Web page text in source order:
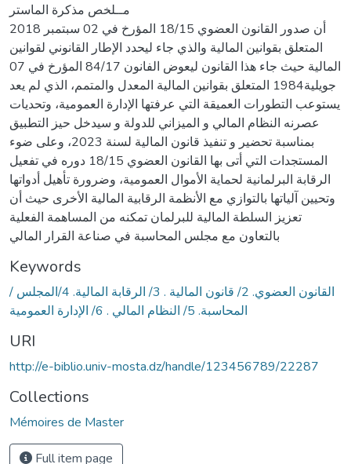
مــلخص مذكرة الماستر
أن صدور القانون العضوي 18/15 المؤرخ في 02 سبتمبر 2018
المتعلق بقوانين المالية والذي جاء ليحدد الإطار القانوني لقوانين
المالية حيث جاء هذا القانون ليعوض الفانون 84/17 المؤرخ في 07
جويلية1984 المتعلق بقوانين المالية المعدل والمتمم، الذي لم يعد
يستوعب التطورات العميقة التي عرفتها الإدارة العمومية، وتحديات
عصرنه النظام المالي و الميزاني للدولة و سيدخل حيز التطبيق
بمناسبة تحضير و تنفيذ قانون المالية لسنة 2023، وعلى ضوء
المستجدات التي أتى بها القانون العضوي 18/15 دوره في تفعيل
الرقابة البرلمانية لحماية الأموال العمومية، وضرورة تأهيل أدواتها
وتحيين آلياتها بالتوازي مع الأنظمة الرقابية المالية الأخرى حيث أن
تعزيز السلطة المالية للبرلمان تمكنه من المساهمة الفعلية
بالتعاون مع مجلس المحاسبة في صناعة القرار المالي
Keywords
/ القانون العضوي. 2/ قانون المالية . 3/ الرقابة المالية. 4/المجلس
المحاسبة. 5/ النظام المالي . 6/ الإدارة العمومية
URI
http://e-biblio.univ-mosta.dz/handle/123456789/22287
Collections
Mémoires de Master
Full item page